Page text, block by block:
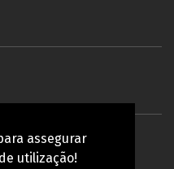
assegurar
utilização!